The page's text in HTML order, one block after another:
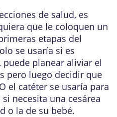
de salud, es
que le coloquen un
etapas del
se usaría si es
planear aliviar el
pero luego decidir que
el catéter se usaría para
necesita una cesárea
o la de su bebé.